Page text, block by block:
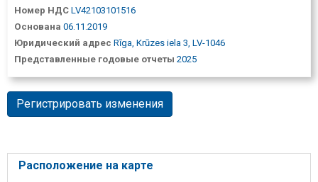
Номер НДС LV42103101516
Основана 06.11.2019
Юридический адрес Rīga, Krūzes iela 3, LV-1046
Представленные годовые отчеты 2025
Регистрировать изменения
Расположение на карте